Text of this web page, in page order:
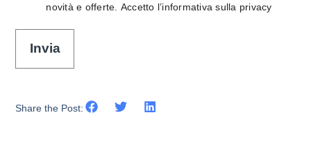
novità e offerte. Accetto l’informativa sulla privacy
Invia
Share the Post: